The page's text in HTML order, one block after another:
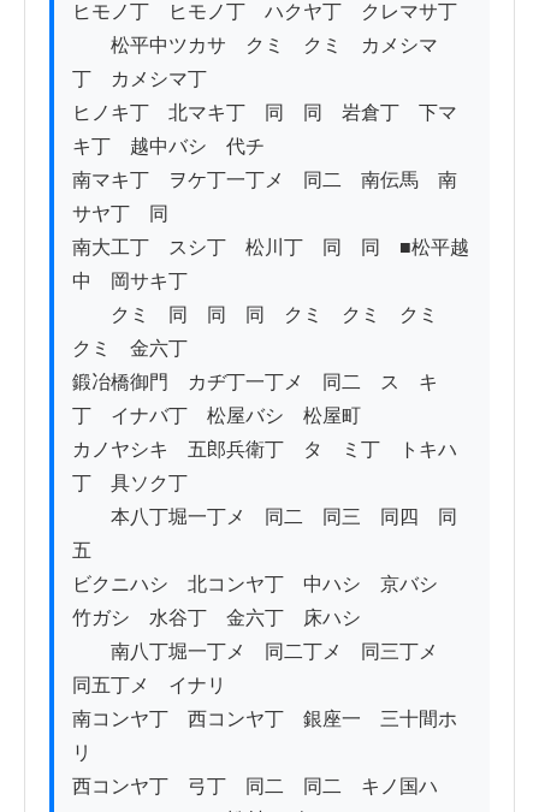
ヒモノ丁　ヒモノ丁　ハクヤ丁　クレマサ丁
松平中ツカサ　クミ　クミ　カメシマ
丁　カメシマ丁
ヒノキ丁　北マキ丁　同　同　岩倉丁　下マ
キ丁　越中バシ　代チ
南マキ丁　ヲケ丁一丁メ　同二　南伝馬　南
サヤ丁　同
南大工丁　スシ丁　松川丁　同　同　■松平越
中　岡サキ丁
クミ　同　同　同　クミ　クミ　クミ
クミ　金六丁
鍛冶橋御門　カヂ丁一丁メ　同二　スゞキ
丁　イナバ丁　松屋バシ　松屋町
カノヤシキ　五郎兵衛丁　タゝミ丁　トキハ
丁　具ソク丁
本八丁堀一丁メ　同二　同三　同四　同
五
ビクニハシ　北コンヤ丁　中ハシ　京バシ
竹ガシ　水谷丁　金六丁　床ハシ
南八丁堀一丁メ　同二丁メ　同三丁メ
同五丁メ　イナリ
南コンヤ丁　西コンヤ丁　銀座一　三十間ホ
リ
西コンヤ丁　弓丁　同二　同二　キノ国ハ